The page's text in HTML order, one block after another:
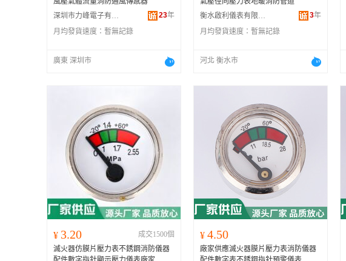
深圳市力峰電子有限公司
23年
月均發貨速度： 暫無記錄
廣東 深圳市
衡水啟利儀表有限公司
3年
月均發貨速度： 暫無記錄
河北 衡水市
¥ 3.20
成交1500個
滅火器仿膜片壓力表不銹鋼消防儀器
¥ 4.50
廠家供應滅火器膜片壓力表消防儀器